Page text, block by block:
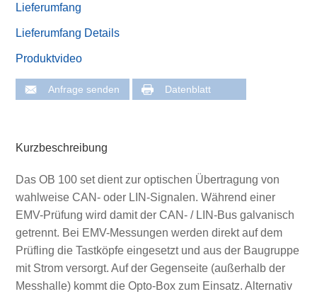
Lieferumfang
Lieferumfang Details
Produktvideo
Anfrage senden Datenblatt
Kurzbeschreibung
Das OB 100 set dient zur optischen Übertragung von
wahlweise CAN- oder LIN-Signalen. Während einer
EMV-Prüfung wird damit der CAN- / LIN-Bus galvanisch
getrennt. Bei EMV-Messungen werden direkt auf dem
Prüfling die Tastköpfe eingesetzt und aus der Baugruppe
mit Strom versorgt. Auf der Gegenseite (außerhalb der
Messhalle) kommt die Opto-Box zum Einsatz. Alternativ